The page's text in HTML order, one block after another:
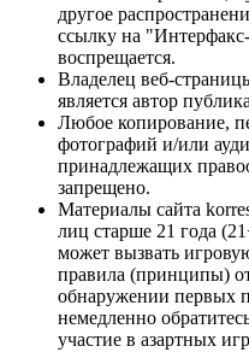
другое
ссылку на
воспрещается.
Владелец веб-
является автор
Любое копирование,
фотографий и/или
принадлежащих
запрещено.
Материалы сайта
лиц старше 21 года
может вызвать
правила (принципы)
обнаружении первых
немедленно
участие в азартных